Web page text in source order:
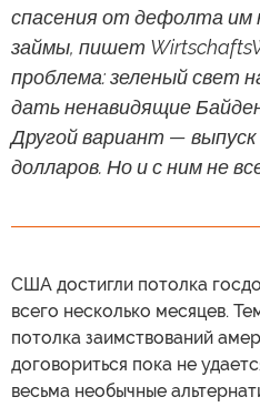
спасения от дефолта им
займы, пишет
проблема: зеленый свет
дать ненавидящие
Другой вариант —
долларов. Но и с ним не
США достигли потолка
всего несколько месяцев.
потолка заимствований
договориться пока не
весьма необычные